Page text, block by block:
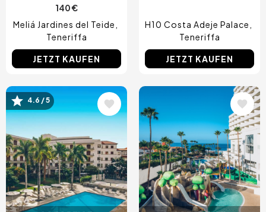
140 €
Meliá Jardines del Teide
Teneriffa
JETZT KAUFEN
H10 Costa Adeje Palace
Teneriffa
JETZT KAUFEN
Bild4.6 / 5 Bild